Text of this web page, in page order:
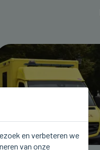
en verbeteren we
van onze